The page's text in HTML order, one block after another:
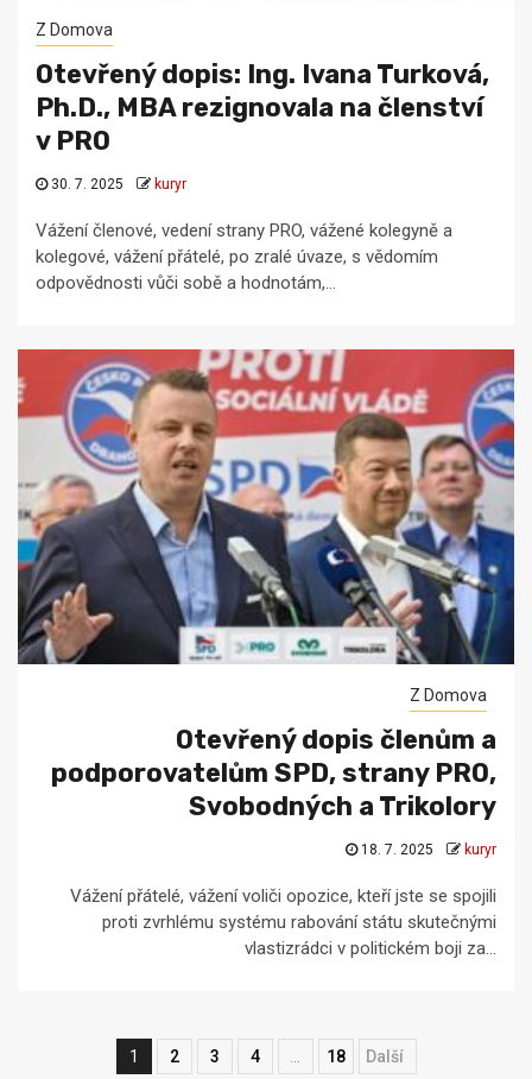
Z Domova
Otevřený dopis: Ing. Ivana Turková,
Ph.D., MBA rezignovala na členství
v PRO
30. 7. 2025 kuryr
Vážení členové, vedení strany PRO, vážené kolegyně a
kolegové, vážení přátelé, po zralé úvaze, s vědomím
odpovědnosti vůči sobě a hodnotám,...
Z Domova
Otevřený dopis členům a
podporovatelům SPD, strany PRO,
Svobodných a Trikolory
18. 7. 2025 kuryr
Vážení přátelé, vážení voliči opozice, kteří jste se spojili
proti zvrhlému systému rabování státu skutečnými
vlastizrádci v politickém boji za...
Navigace
1 2 3 4 18